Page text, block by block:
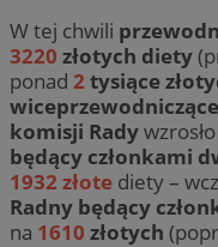
W tej chwili
3220 złotych diety
ponad 2 tysiące
komisji Radywzrosło
będący członkami
1932 złote diety –
Radny będący
na 1610 złotych